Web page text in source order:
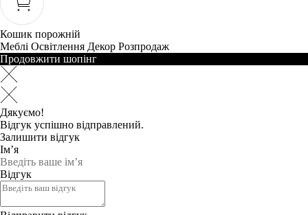
Кошик порожній
Меблі Освітлення Декор Розпродаж
Продовжити шопінг
Дякуємо!
Відгук успішно відправлений.
Залишити відгук
Ім’я
Відгук